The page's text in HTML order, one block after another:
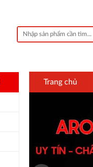
Trang chủ